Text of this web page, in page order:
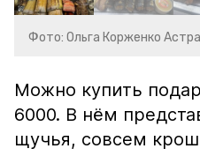
Фото: Ольга Корженко
Можно купить
6000. В нём
щучья, совсем